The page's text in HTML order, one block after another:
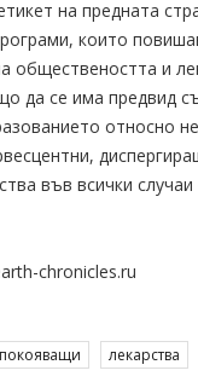
на предната
които
обществеността и
да се има предвид
относно
във всички
chronicles.ru
лекарства